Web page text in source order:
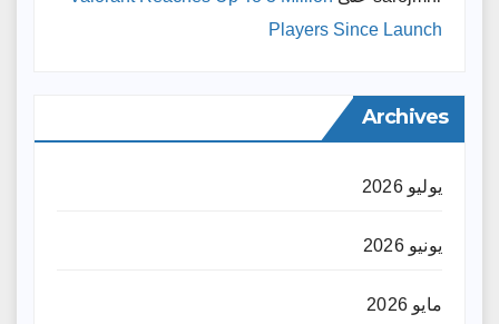
Players Since Launch
Archives
يوليو 2026
يونيو 2026
مايو 2026